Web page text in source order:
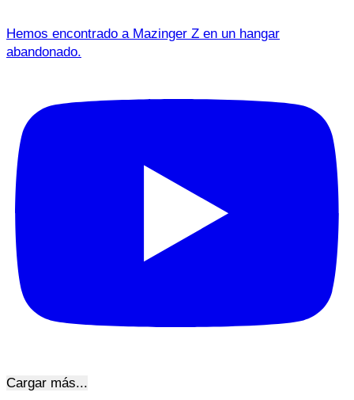
Hemos encontrado a Mazinger Z en un hangar
abandonado.
Cargar más...